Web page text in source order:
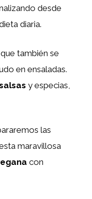
desde
diaria.
también se
en ensaladas.
y especias,
las
maravillosa
con